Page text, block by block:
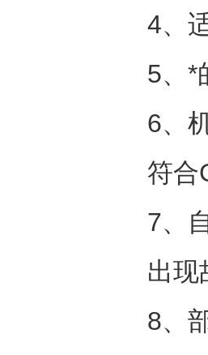
4、
5、*
6、
符合
7、
出现
8、